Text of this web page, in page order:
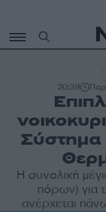
περιεχόμενο
20:39
Σύστημα
Η συνολική
πόρων) για
ανέρχεται